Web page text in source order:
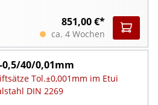
851,00 €*
ca. 4 Wochen
0,5/40/0,01mm
Tol.±0,001mm im Etui
DIN 2269